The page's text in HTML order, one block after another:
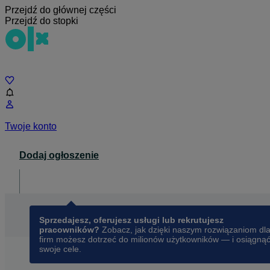
Przejdź do głównej części
Przejdź do stopki
Twoje konto
Dodaj ogłoszenie
Sprzedajesz, oferujesz usługi lub rekrutujesz
pracowników? Zobacz, jak dzięki naszym rozwiązaniom dla
firm możesz dotrzeć do milionów użytkowników — i osiągnąć
swoje cele.